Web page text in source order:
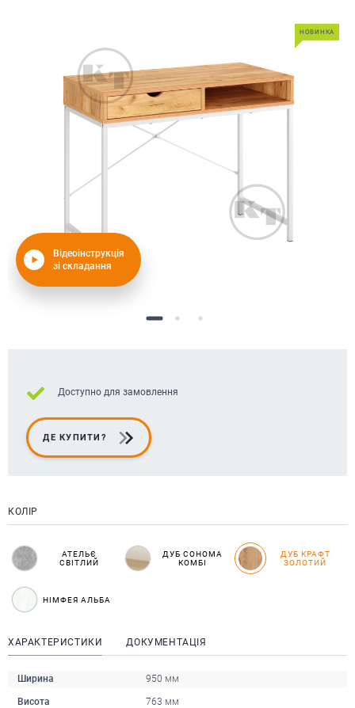
Відеоінструкція
зі складання
НОВИНКА
Доступно для замовлення
ДЕ КУПИТИ?
КОЛІР
АТЕЛЬЄ
СВІТЛИЙ
ДУБ СОНОМА
КОМБІ
ДУБ КРАФТ
ЗОЛОТИЙ
НІМФЕЯ АЛЬБА
ХАРАКТЕРИСТИКИ ДОКУМЕНТАЦІЯ
Ширина 950 мм
Висота 763 мм